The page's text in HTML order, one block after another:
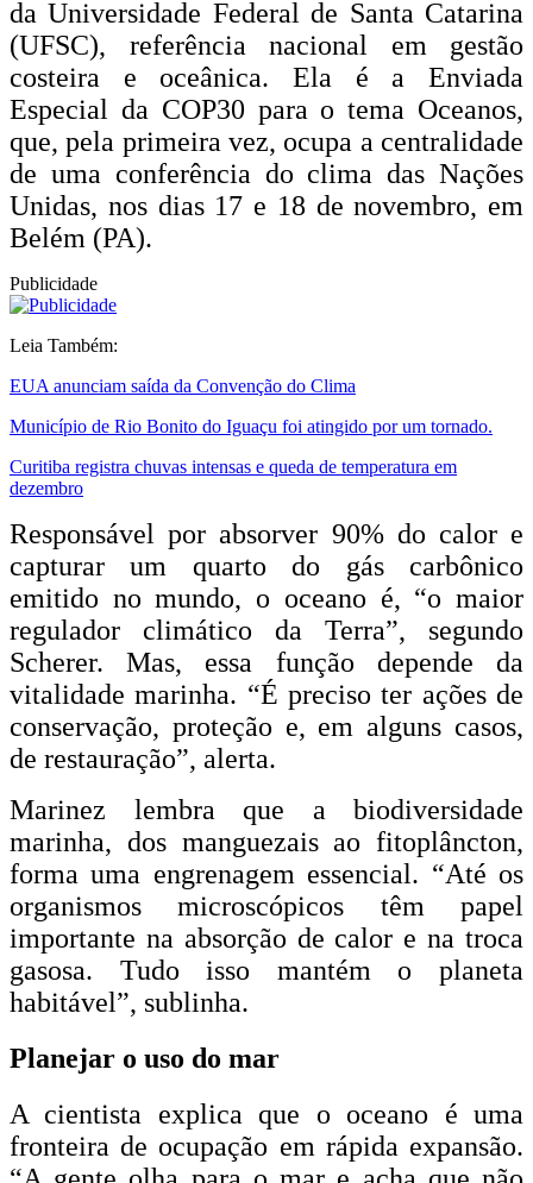
da Universidade Federal de Santa Catarina
(UFSC), referência nacional em gestão
costeira e oceânica. Ela é a Enviada
Especial da COP30 para o tema Oceanos,
que, pela primeira vez, ocupa a centralidade
de uma conferência do clima das Nações
Unidas, nos dias 17 e 18 de novembro, em
Belém (PA).
Publicidade
Leia Também:
EUA anunciam saída da Convenção do Clima
Município de Rio Bonito do Iguaçu foi atingido por um tornado.
Curitiba registra chuvas intensas e queda de temperatura em
dezembro
Responsável por absorver 90% do calor e
capturar um quarto do gás carbônico
emitido no mundo, o oceano é, “o maior
regulador climático da Terra”, segundo
Scherer. Mas, essa função depende da
vitalidade marinha. “É preciso ter ações de
conservação, proteção e, em alguns casos,
de restauração”, alerta.
Marinez lembra que a biodiversidade
marinha, dos manguezais ao fitoplâncton,
forma uma engrenagem essencial. “Até os
organismos microscópicos têm papel
importante na absorção de calor e na troca
gasosa. Tudo isso mantém o planeta
habitável”, sublinha.
Planejar o uso do mar
A cientista explica que o oceano é uma
fronteira de ocupação em rápida expansão.